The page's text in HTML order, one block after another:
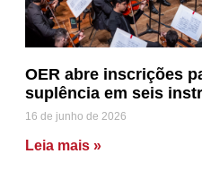
OER abre inscrições
suplência em seis
16 de junho de 2026
Leia mais »